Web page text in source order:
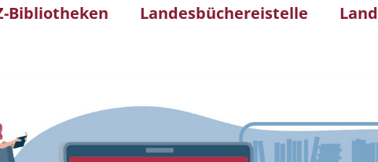
Bibliotheken Landesbüchereistelle